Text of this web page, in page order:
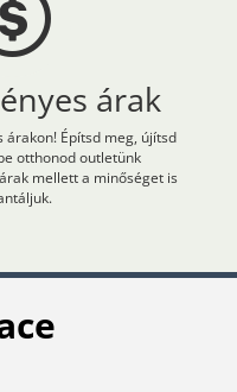
árak
árakon! Építsd meg, újítsd
otthonod outletünk
mellett a minőséget is